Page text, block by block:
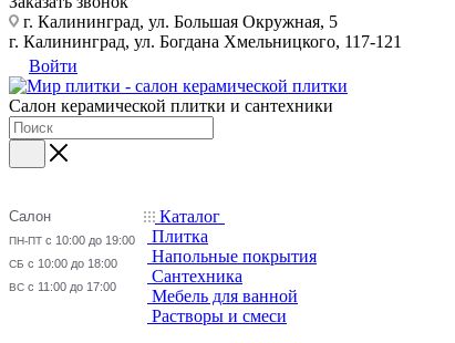
г. Калининград, ул. Большая Окружная, 5
г. Калининград, ул. Богдана Хмельницкого, 117-121
Войти
Салон керамической плитки и сантехники
Салон
ПН-ПТ с 10:00 до 19:00
СБ с 10:00 до 18:00
ВС с 11:00 до 17:00
Каталог
Плитка
Напольные покрытия
Сантехника
Мебель для ванной
Растворы и смеси